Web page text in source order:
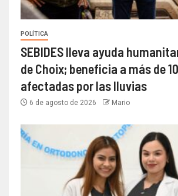
POLÍTICA
SEBIDES lleva ayuda
de Choix; beneficia a más de
afectadas por las lluvias
6 de agosto de 2026 Mario